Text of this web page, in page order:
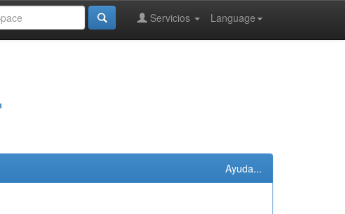
Language
Servicios
Ayuda...